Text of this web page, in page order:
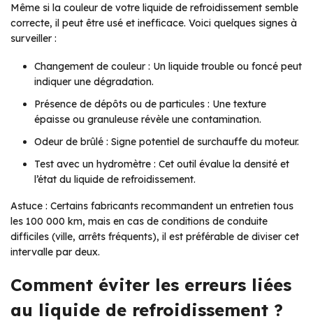
Même si la couleur de votre liquide de refroidissement semble
correcte, il peut être usé et inefficace. Voici quelques signes à
surveiller :
Changement de couleur : Un liquide trouble ou foncé peut
indiquer une dégradation.
Présence de dépôts ou de particules : Une texture
épaisse ou granuleuse révèle une contamination.
Odeur de brûlé : Signe potentiel de surchauffe du moteur.
Test avec un hydromètre : Cet outil évalue la densité et
l’état du liquide de refroidissement.
Astuce : Certains fabricants recommandent un entretien tous
les 100 000 km, mais en cas de conditions de conduite
difficiles (ville, arrêts fréquents), il est préférable de diviser cet
intervalle par deux.
Comment éviter les erreurs liées
au liquide de refroidissement ?